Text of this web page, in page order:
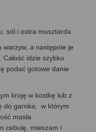
sól i ostra musztarda
a następnie je
idzie szybko
podać gotowe danie
kroję w kostkę lub z
do garnka, w którym
masła
cebulę, mieszam i